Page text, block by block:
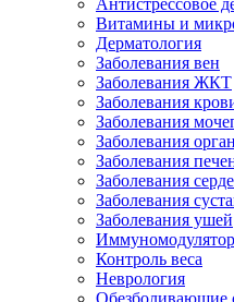
Антистрессовое
Витамины и
Дерматология
Заболевания вен
Заболевания ЖКТ
Заболевания
Заболевания
Заболевания
Заболевания
Заболевания
Заболевания
Заболевания ушей
Контроль веса
Неврология
Обезболивающие